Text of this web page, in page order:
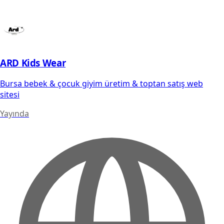
ARD Kids Wear
Bursa bebek & çocuk giyim üretim & toptan satış web
sitesi
Yayında